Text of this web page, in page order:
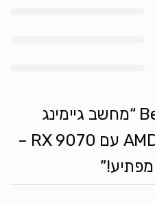
Be the first to review “מחשב גיימינג
AMD Ryzen 7 7800X3D עם RX 9070 –